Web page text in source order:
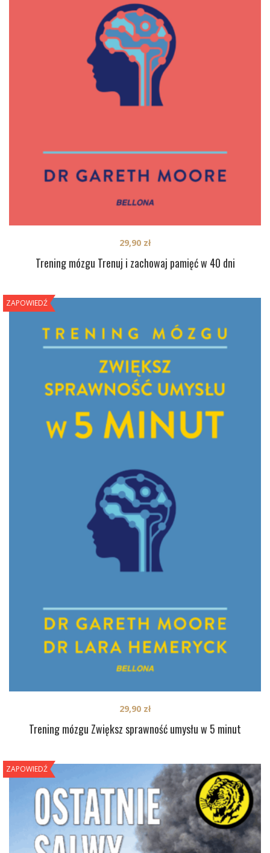
Trening mózgu Trenuj i zachowaj pamięć w 40 dni
29,90 zł
ZAPOWIEDŹ
Trening mózgu Zwiększ sprawność umysłu w 5 minut
29,90 zł
ZAPOWIEDŹ